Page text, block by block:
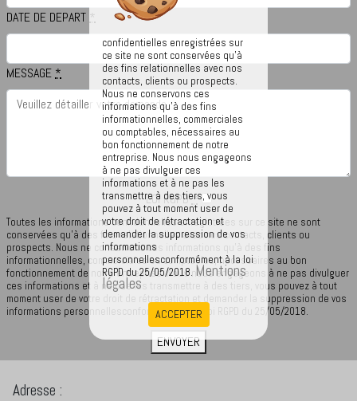
confidentielles enregistrées sur
ce site ne sont conservées qu'à
des fins relationnelles avec nos
contacts, clients ou prospects.
Nous ne conservons ces
informations qu'à des fins
informationnelles, commerciales
ou comptables, nécessaires au
bon fonctionnement de notre
entreprise. Nous nous engageons
à ne pas divulguer ces
informations et à ne pas les
transmettre à des tiers, vous
pouvez à tout moment user de
votre droit de rétractation et
demander la suppression de vos
informations
personnellesconformément à la loi
RGPD du 25/05/2018. Mentions
légales
ACCEPTER
DATE DE DEPART *
MESSAGE *
LOI RGPD*
Toutes les informations confidentielles enregistrées sur ce site ne sont
conservées qu'à des fins relationnelles avec nos contacts, clients ou
prospects. Nous ne conservons ces informations qu'à des fins
informationnelles, commerciales ou comptables, nécessaires au bon
fonctionnement de notre entreprise. Nous nous engageons à ne pas divulguer
ces informations et à ne pas les transmettre à des tiers, vous pouvez à tout
moment user de votre droit de rétractation et demander la suppression de vos
informations personnellesconformément à la loi RGPD du 25/05/2018.
ENVOYER
Adresse :